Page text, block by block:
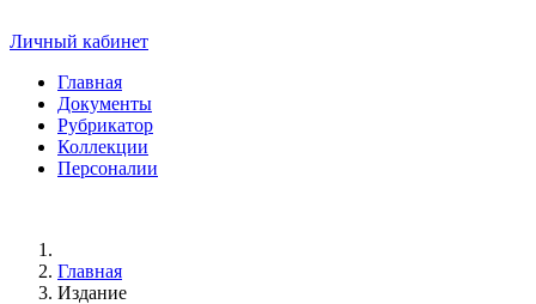
Личный кабинет
Главная
Документы
Рубрикатор
Коллекции
Персоналии
Главная
Издание